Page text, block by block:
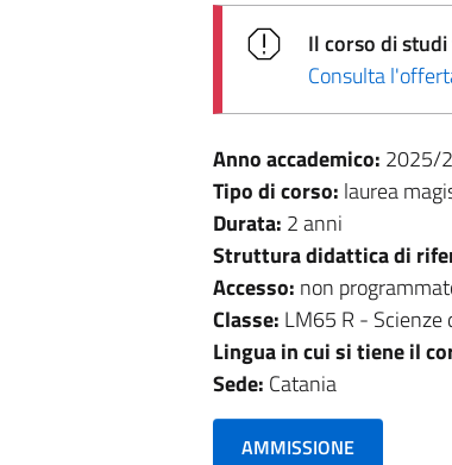
Il corso di
Consulta
Anno accademico: 2025/
Tipo di corso: laurea
Durata: 2 anni
Struttura didattica di
Accesso: non
Classe: LM65 R -
Lingua in cui si tiene il
Sede: Catania
AMMISSIONE